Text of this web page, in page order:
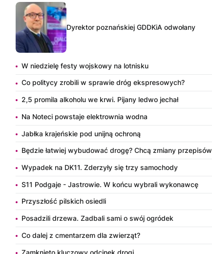
Dyrektor poznańskiej GDDKiA odwołany
W niedzielę festy wojskowy na lotnisku
Co politycy zrobili w sprawie dróg ekspresowych?
2,5 promila alkoholu we krwi. Pijany ledwo jechał
Na Noteci powstaje elektrownia wodna
Jabłka krajeńskie pod unijną ochroną
Będzie łatwiej wybudować drogę? Chcą zmiany przepisów
Wypadek na DK11. Zderzyły się trzy samochody
S11 Podgaje - Jastrowie. W końcu wybrali wykonawcę
Przyszłość pilskich osiedli
Posadzili drzewa. Zadbali sami o swój ogródek
Co dalej z cmentarzem dla zwierząt?
Zamknięto kluczowy odcinek drogi